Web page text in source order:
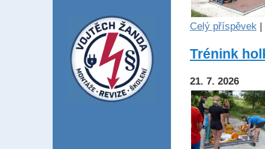
Celý příspěvek |
Trénink
21. 7. 2026